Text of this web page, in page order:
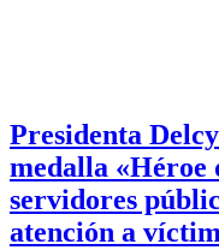
Presidenta
medalla «Héroe
servidores
atención a